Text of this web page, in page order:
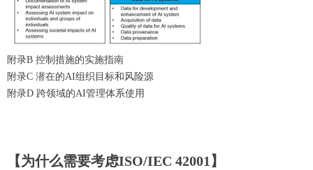
附录B 控制措施的实施指南
附录C 潜在的AI组织目标和风险源
附录D 跨领域的AI管理体系使用
【为什么需要考虑ISO/IEC 42001】